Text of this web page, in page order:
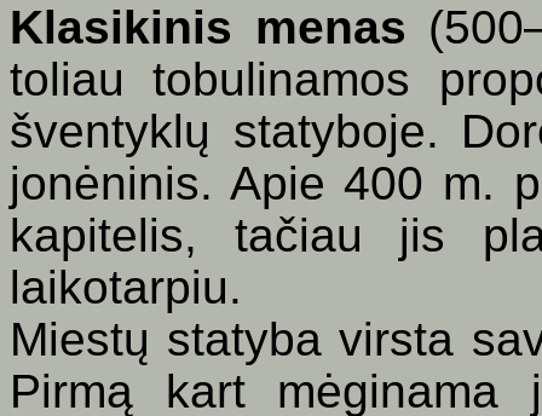
Klasikinis menas
toliau tobulinamos
šventyklų statyboje.
jonėninis. Apie 400 m.
kapitelis, tačiau jis
laikotarpiu.
Miestų statyba virsta
Pirmą kart mėginama